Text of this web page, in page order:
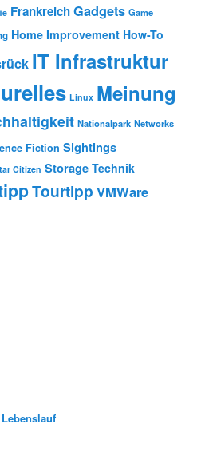
FrankreichGadgets Game
Home Improvement How-To
IT Infrastruktur
Linux Meinung
Nationalpark Networks
Fiction Sightings
Citizen Storage Technik
Tourtipp VMWare